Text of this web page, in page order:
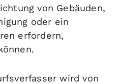
von Gebäuden,
oder ein
erfordern,
wird von